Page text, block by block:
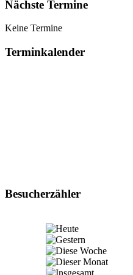
Nächste Termine
Keine Termine
Terminkalender
Besucherzähler